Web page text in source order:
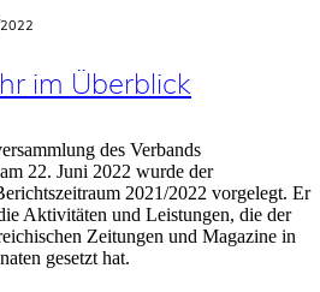
2022
im Überblick
des Verbands
22. Juni 2022 wurde der
2021/2022 vorgelegt. Er
Aktivitäten und Leistungen, die der
Zeitungen und Magazine in
gesetzt hat.